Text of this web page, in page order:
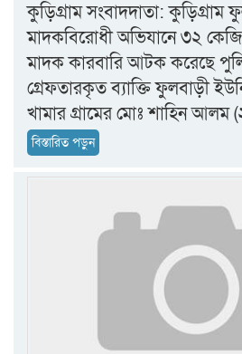
কুড়িগ্রাম সংবাদদাতা: কুড়িগ্রাম
মাদকবিরোধী অভিযানে ৩২
মাদক কারবারি আটক করেছে
গ্রেফতারকৃত ব্যাক্তি ফুলবাড়ী
খামার গ্রামের মোঃ শাহিন আলম
বিস্তারিত পড়ুন